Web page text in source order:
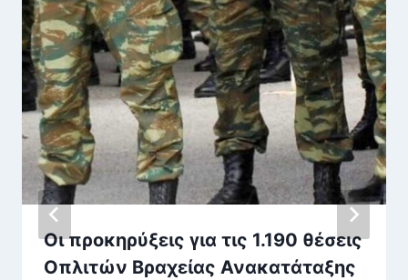
Οι προκηρύξεις για τις 1.190 θέσεις
Οπλιτών Βραχείας Ανακατάταξης